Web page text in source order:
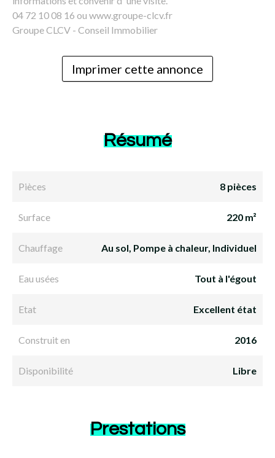
04 72 10 08 16 ou www.groupe-clcv.fr
Groupe CLCV - Conseil Immobilier
Imprimer cette annonce
Résumé
Pièces 8 pièces
Surface 220 m²
Chauffage Au sol, Pompe à chaleur, Individuel
Eau usées Tout à l'égout
Etat Excellent état
Construit en 2016
Disponibilité Libre
Prestations